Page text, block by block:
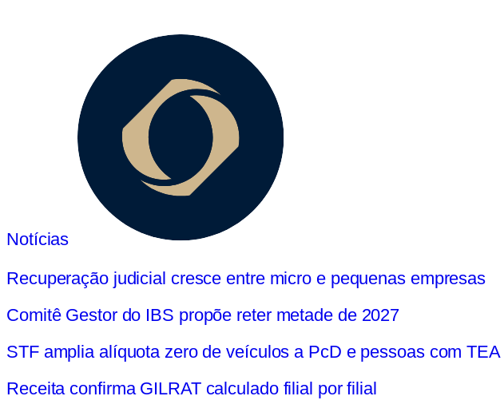
Notícias
Recuperação judicial cresce entre micro e pequenas empresas
Comitê Gestor do IBS propõe reter metade de 2027
STF amplia alíquota zero de veículos a PcD e pessoas com TEA
Receita confirma GILRAT calculado filial por filial